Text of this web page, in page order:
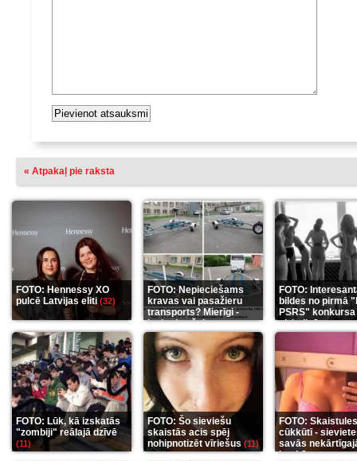
« Atpakaļ pie raksta
FOTO: Hennessy XO
pulcē Latvijas eliti(32)
FOTO: Nepieciešams
kravas vai pasažieru
transports? Mierīgi -
ieskaties šeit(35)
FOTO:
bildes no pirmā
PSRS" konkursa
aizkulisēm(12)
FOTO: Lūk, kā izskatās
"zombiji" reālajā dzīvē
(11)
FOTO: Šo sieviešu
skaistās acis spēj
nohipnotizēt vīriešus (11)
FOTO: Skaistules
cūkkūtī -
savās
istabās(12)